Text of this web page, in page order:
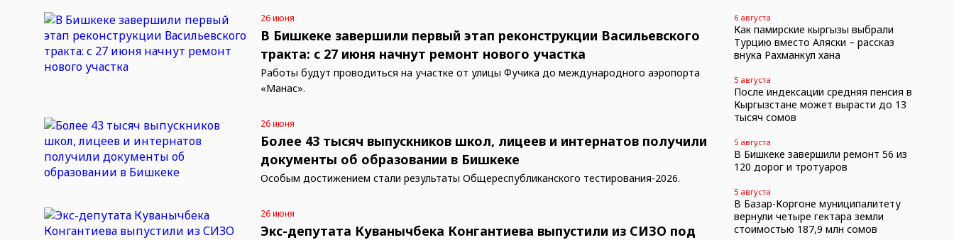
26 июня
В Бишкеке завершили первый этап реконструкции Васильевского
тракта: с 27 июня начнут ремонт нового участка
Работы будут проводиться на участке от улицы Фучика до международного аэропорта
«Манас».
26 июня
Более 43 тысяч выпускников школ, лицеев и интернатов получили
документы об образовании в Бишкеке
Особым достижением стали результаты Общереспубликанского тестирования-2026.
26 июня
Экс-депутата Куванычбека Конгантиева выпустили из СИЗО под
6 августа
Как памирские кыргызы выбрали
Турцию вместо Аляски – рассказ
внука Рахманкул хана
5 августа
После индексации средняя пенсия в
Кыргызстане может вырасти до 13
тысяч сомов
5 августа
В Бишкеке завершили ремонт 56 из
120 дорог и тротуаров
5 августа
В Базар-Коргоне муниципалитету
вернули четыре гектара земли
стоимостью 187,9 млн сомов